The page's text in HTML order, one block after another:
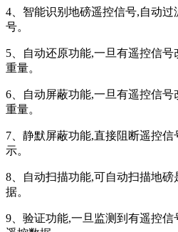
4、智能识别地磅遥控信号,自动
号。
5、自动还原功能,一旦有遥控信号
重量。
6、自动屏蔽功能,一旦有遥控信
重量。
7、静默屏蔽功能,直接阻断遥控
示。
8、自动扫描功能,可自动扫描地
据。
9、验证功能,一旦监测到有遥控